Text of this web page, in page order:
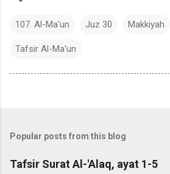
107. Al-Ma'un Juz 30 Makkiyah
Tafsir Al-Ma'un
Popular posts from this blog
Tafsir Surat Al-'Alaq, ayat 1-5